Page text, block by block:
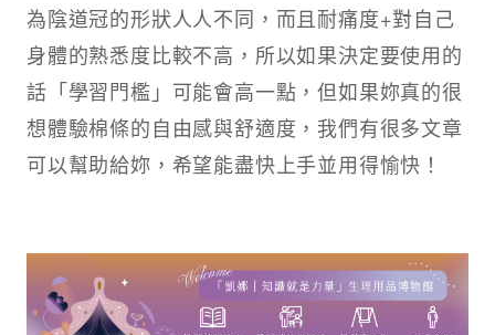
為陰道冠的形狀人人不同，而且耐痛度+對自己
身體的熟悉度比較不高，所以如果決定要使用的
話「學習門檻」可能會高一點，但如果妳真的很
想體驗棉條的自由感與舒適度，我們有很多文章
可以幫助給妳，希望能盡快上手並用得愉快！